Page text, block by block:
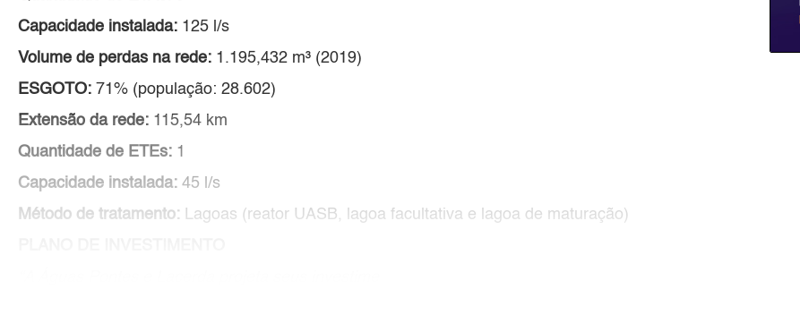
Capacidade instalada: 125 l/s
Volume de perdas na rede: 1.195,432 m³ (2019)
ESGOTO: 71% (população: 28.602)
Extensão da rede: 115,54 km
Quantidade de ETEs: 1
Capacidade instalada: 45 l/s
Método de tratamento: Lagoas (reator UASB, lagoa facultativa e lagoa de maturação)